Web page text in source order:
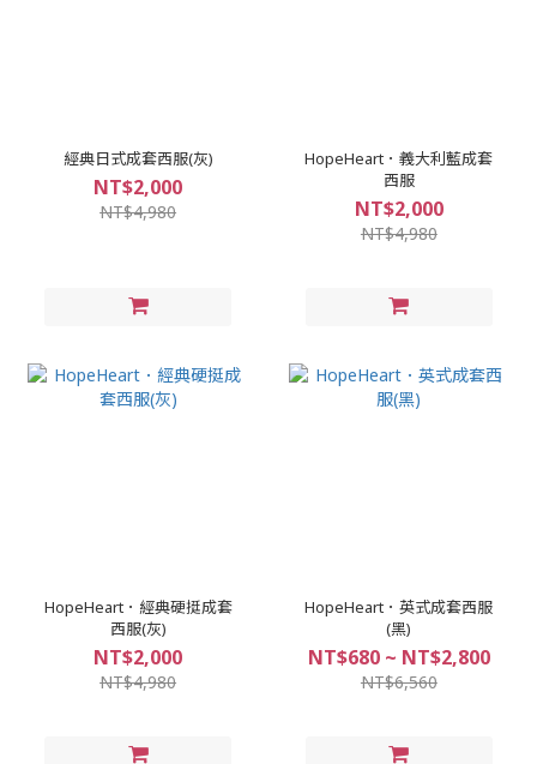
經典日式成套西服(灰)
NT$2,000
NT$4,980
HopeHeart．義大利藍成套
西服
NT$2,000
NT$4,980
HopeHeart．經典硬挺成套
西服(灰)
NT$2,000
NT$4,980
HopeHeart．英式成套西服
(黑)
NT$680 ~ NT$2,800
NT$6,560